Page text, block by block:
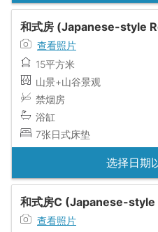
和式房 (Japanese-style
查看照片
15平方米
山景+山谷景观
禁烟房
浴缸
7张日式床垫
选择日期
和式房C (Japanese-
查看照片